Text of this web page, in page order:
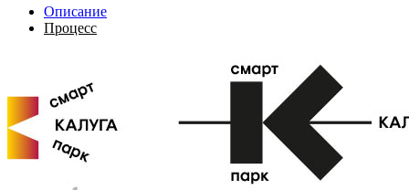
Описание
Процесс